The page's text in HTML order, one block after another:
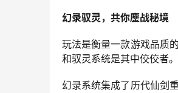
幻录驭灵，共你鏖战秘境
玩法是衡量一款游戏品质
和驭灵系统是其中佼佼者。
幻录系统集成了历代仙剑